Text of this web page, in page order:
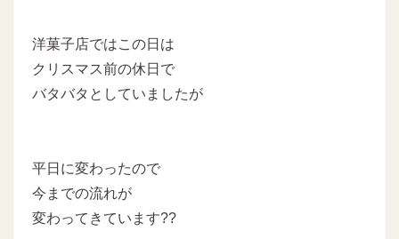
洋菓子店ではこの日は
クリスマス前の休日で
バタバタとしていましたが
平日に変わったので
今までの流れが
変わってきています??